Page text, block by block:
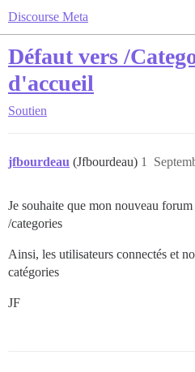
Discourse Meta
Défaut vers /
d'accueil
Soutien
jfbourdeau (Jfbourdeau) 1
Je souhaite que mon nouveau
/categories
Ainsi, les utilisateurs connectés et
catégories
JF